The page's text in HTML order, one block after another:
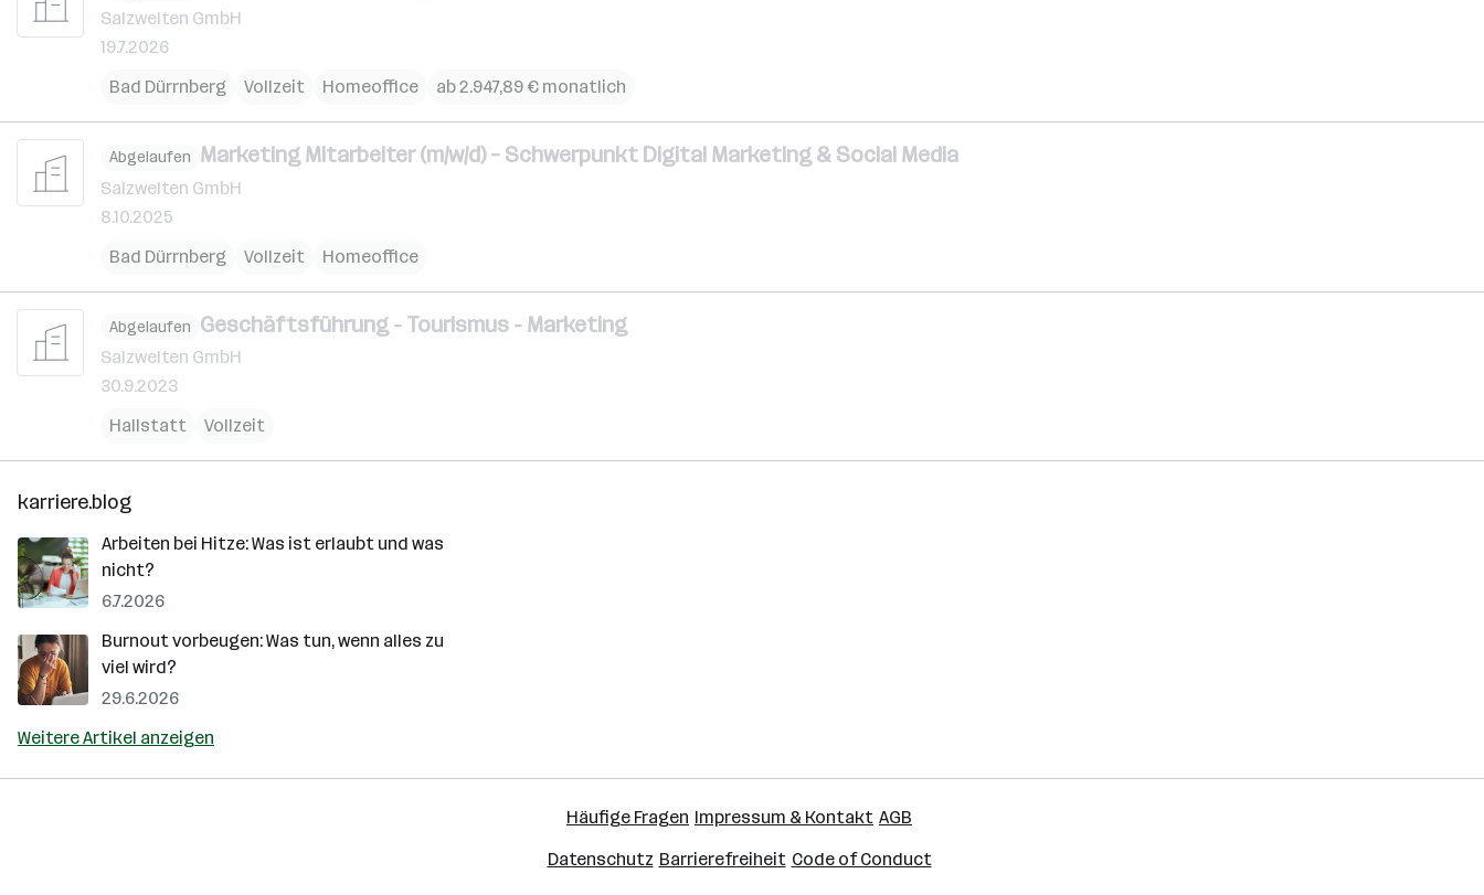
Salzwelten GmbH
19.7.2026
Bad Dürrnberg
Vollzeit Homeoffice ab 2.947,89 € monatlich
Abgelaufen Marketing Mitarbeiter (m/w/d) – Schwerpunkt Digital Marketing & Social Media
Salzwelten GmbH
8.10.2025
Bad Dürrnberg
Vollzeit Homeoffice
Abgelaufen Geschäftsführung - Tourismus - Marketing
Salzwelten GmbH
30.9.2023
Hallstatt
Vollzeit
karriere.blog
Arbeiten bei Hitze: Was ist erlaubt und was
nicht?
6.7.2026
Burnout vorbeugen: Was tun, wenn alles zu
viel wird?
29.6.2026
Weitere Artikel anzeigen
Häufige Fragen Impressum & Kontakt AGB
Datenschutz Barrierefreiheit Code of Conduct